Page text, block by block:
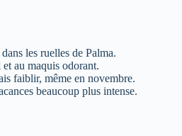
les ruelles de Palma.
au maquis odorant.
faiblir, même en novembre.
beaucoup plus intense.